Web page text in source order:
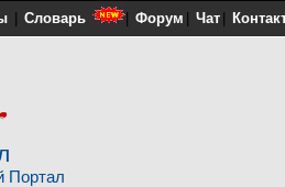
Словарь Форум Чат
Портал